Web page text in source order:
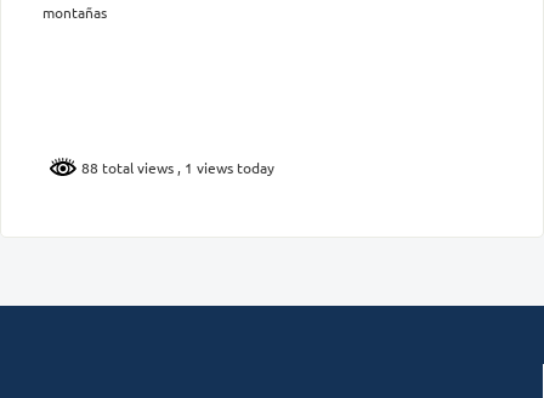
montañas
88 total views , 1 views today